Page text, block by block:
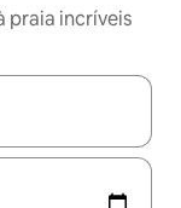
praia incríveis
explore-os